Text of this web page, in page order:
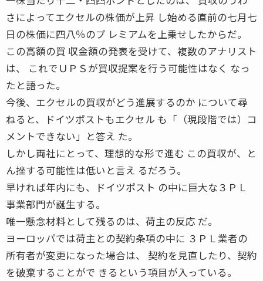
さによってエクセルの株価が上昇 し始める直前の七月七
日の株価に四八％のプ レミアムを上乗せしたからだ。
この高額の買 収金額の発表を受けて、複数のアナリスト
は、 これでＵＰＳが買収提案を行う可能性はなく なっ
たと語った。
今後、エクセルの買収がどう進展するのか について尋
ねると、ドイツポストもエクセル も「（現段階では）コ
メントできない」と答え た。
しかし両社にとって、理想的な形で進む この買収が、と
ん挫する可能性は低いと言え るだろう。
早ければ年内にも、ドイツポスト の中に巨大な３ＰＬ
事業部門が誕生する。
唯一懸念材料として残るのは、荷主の反応 だ。
ヨーロッパでは荷主との契約条項の中に ３ＰＬ業者の
所有者が変更になった場合は、 契約を見直したり、契約
を破棄することがで きるという項目が入っている。